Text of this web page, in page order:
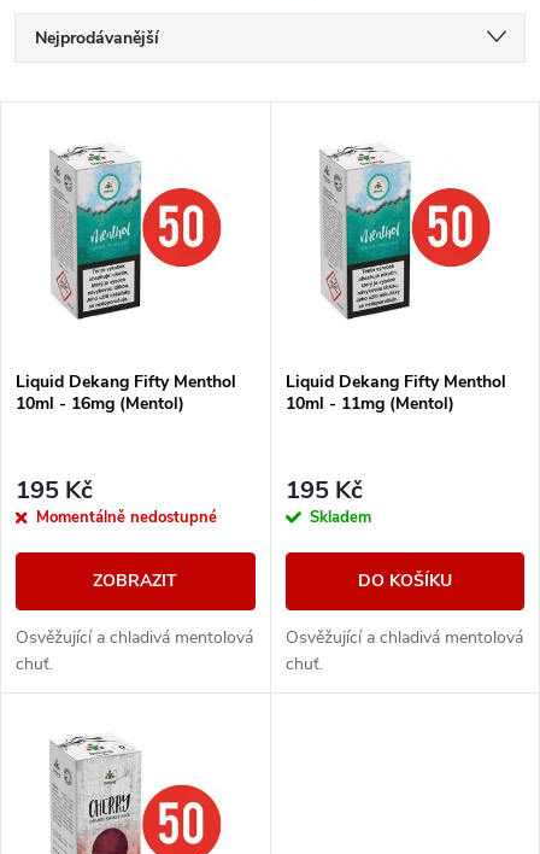
Ř
a
p
r
o
u
k
Nejprodávanější
Nejdražší
Abecedně
s
p
r
o
d
u
Liquid Dekang Fifty Menthol
10ml - 16mg (Mentol)
195 Kč
Momentálně nedostupné
ZOBRAZIT
Osvěžující a chladivá mentolová
chuť.
Liquid Dekang Fifty Menthol
10ml - 11mg (Mentol)
195 Kč
Skladem
DO KOŠÍKU
Osvěžující a chladivá mentolová
chuť.